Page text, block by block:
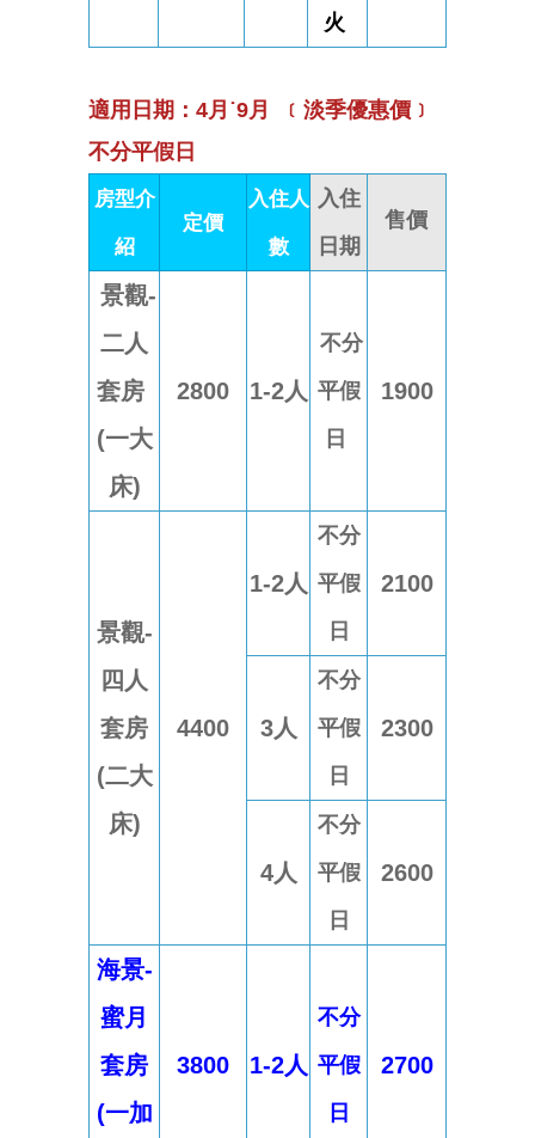
火
適用日期：4月˙9月 ﹝淡季優惠價﹞
不分平假日
房型介
紹
定價
入住人
數
入住
日期
售價
景觀-
二人
套房
(一大
床)
2800 1-2人
不分
平假
日
1900
景觀-
四人
套房
(二大
床)
4400
1-2人
不分
平假
日
2100
3人
不分
平假
日
2300
4人
不分
平假
日
2600
海景-
蜜月
套房
(一加
3800 1-2人
不分
平假
日
2700